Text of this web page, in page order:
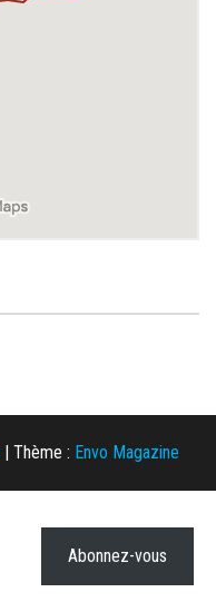
| Thème : Envo Magazine
Abonnez-vous